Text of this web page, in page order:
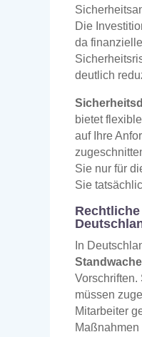
Die
da
deutlich
bietet
auf Ihre
Sie nur für
Sie
In
Vorschriften.
müssen
Mitarbeiter